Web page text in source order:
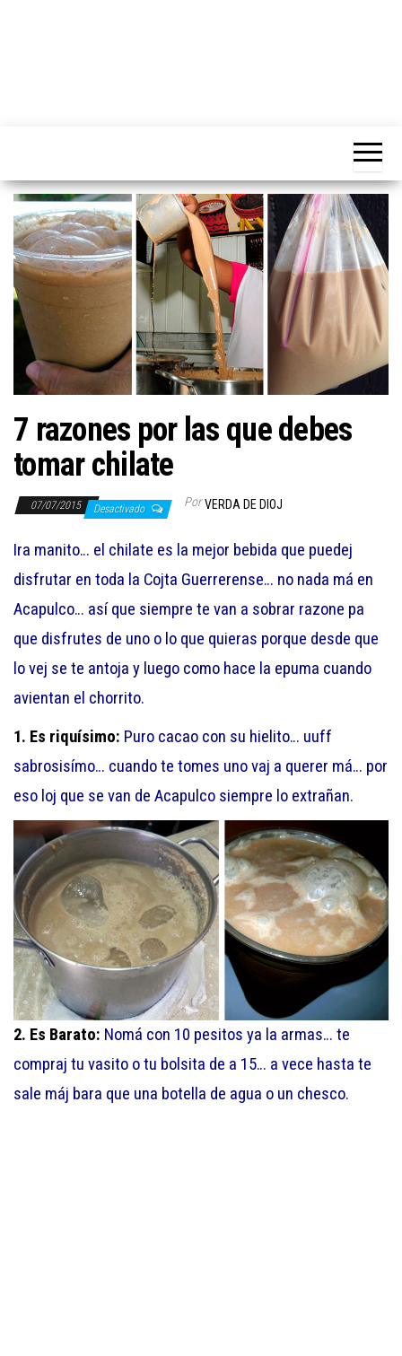
7 razones por las que debes
tomar chilate
07/07/2015 Desactivado Por VERDA DE DIOJ
Ira manito… el chilate es la mejor bebida que puedej
disfrutar en toda la Cojta Guerrerense… no nada má en
Acapulco… así que siempre te van a sobrar razone pa
que disfrutes de uno o lo que quieras porque desde que
lo vej se te antoja y luego como hace la epuma cuando
avientan el chorrito.
1. Es riquísimo: Puro cacao con su hielito… uuff
sabrosisímo… cuando te tomes uno vaj a querer má… por
eso loj que se van de Acapulco siempre lo extrañan.
2. Es Barato: Nomá con 10 pesitos ya la armas… te
compraj tu vasito o tu bolsita de a 15… a vece hasta te
sale máj bara que una botella de agua o un chesco.